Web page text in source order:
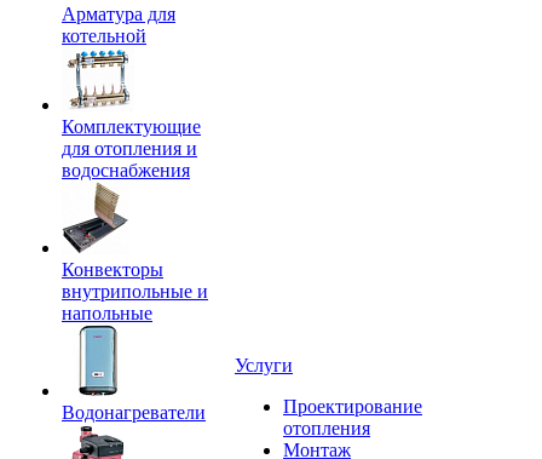
Арматура для
котельной
Комплектующие
для отопления и
водоснабжения
Конвекторы
внутрипольные и
напольные
Водонагреватели
Услуги
Проектирование
отопления
Монтаж